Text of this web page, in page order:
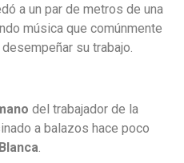
a un par de metros de una
música que comúnmente
desempeñar su trabajo.
del trabajador de la
a balazos hace poco
.